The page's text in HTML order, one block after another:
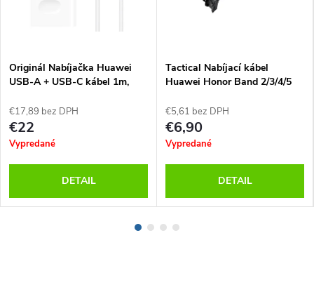
Originál Nabíjačka Huawei
USB-A + USB-C kábel 1m,
€17,89 bez DPH
€22
Vypredané
DETAIL
Tactical Nabíjací kábel
Huawei Honor Band 2/3/4/5
€5,61 bez DPH
€6,90
Vypredané
DETAIL